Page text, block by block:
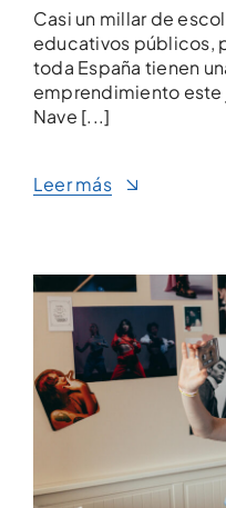
Casi un millar de
educativos públicos,
toda España tienen
emprendimiento este
Nave [...]
Leer más